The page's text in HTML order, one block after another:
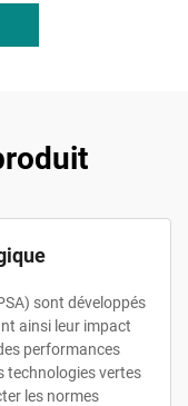
sont développés
ainsi leur impact
performances
technologies vertes
les normes